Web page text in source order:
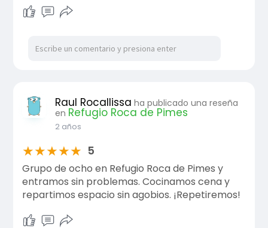
Raul Rocallissa ha publicado una reseña
en Refugio Roca de Pimes
2 años
★★★★★ 5
Grupo de ocho en Refugio Roca de Pimes y
entramos sin problemas. Cocinamos cena y
repartimos espacio sin agobios. ¡Repetiremos!